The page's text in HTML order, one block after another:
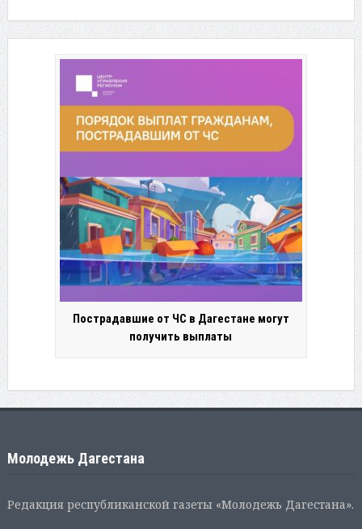
Пострадавшие от ЧС в Дагестане могут
получить выплаты
Молодежь Дагестана
Редакция республиканской газеты «Молодежь Дагестана».